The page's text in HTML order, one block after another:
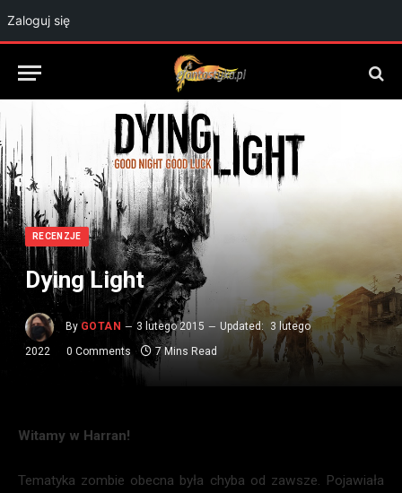
Zaloguj się
RECENZJE
Dying Light
By GOTAN 3 lutego 2015 Updated:
3 lutego
2022
0 Comments 7 Mins Read
Witamy w Harran!
Tematyka zombie obecna była chyba od zawsze. Pojawiała